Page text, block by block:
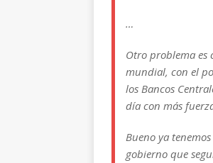
…
Otro problema es
mundial, con el
los Bancos
día con más
Bueno ya
gobierno que